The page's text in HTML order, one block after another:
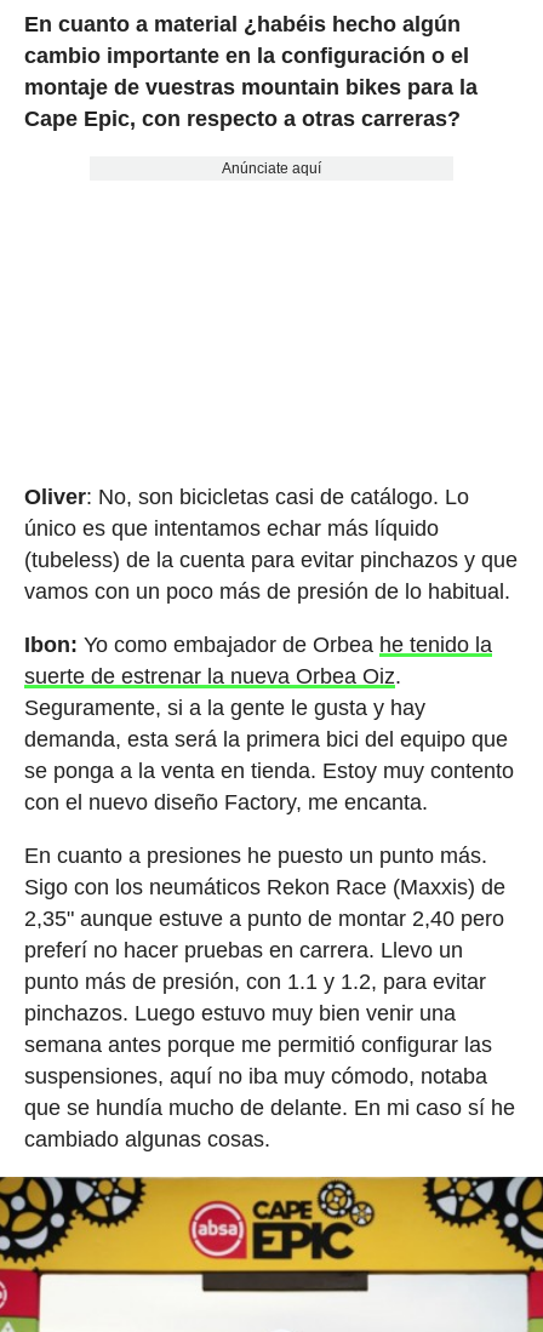
En cuanto a material ¿habéis hecho algún
cambio importante en la configuración o el
montaje de vuestras mountain bikes para la
Cape Epic, con respecto a otras carreras?
Anúnciate aquí
Oliver: No, son bicicletas casi de catálogo. Lo
único es que intentamos echar más líquido
(tubeless) de la cuenta para evitar pinchazos y que
vamos con un poco más de presión de lo habitual.
Ibon: Yo como embajador de Orbea he tenido la
suerte de estrenar la nueva Orbea Oiz.
Seguramente, si a la gente le gusta y hay
demanda, esta será la primera bici del equipo que
se ponga a la venta en tienda. Estoy muy contento
con el nuevo diseño Factory, me encanta.
En cuanto a presiones he puesto un punto más.
Sigo con los neumáticos Rekon Race (Maxxis) de
2,35" aunque estuve a punto de montar 2,40 pero
preferí no hacer pruebas en carrera. Llevo un
punto más de presión, con 1.1 y 1.2, para evitar
pinchazos. Luego estuvo muy bien venir una
semana antes porque me permitió configurar las
suspensiones, aquí no iba muy cómodo, notaba
que se hundía mucho de delante. En mi caso sí he
cambiado algunas cosas.